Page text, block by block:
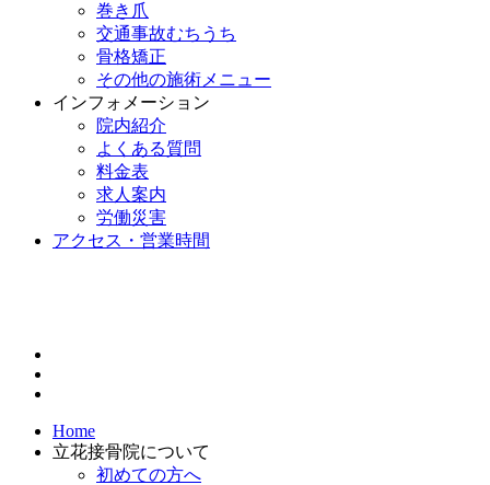
巻き爪
交通事故むちうち
骨格矯正
その他の施術メニュー
インフォメーション
院内紹介
よくある質問
料金表
求人案内
労働災害
アクセス・営業時間
Home
立花接骨院について
初めての方へ